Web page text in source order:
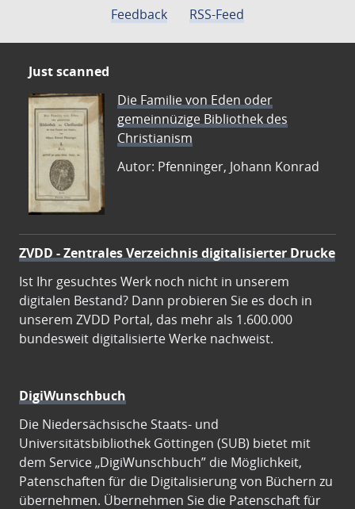
Feedback
RSS-Feed
Just scanned
Die Familie von Eden oder
gemeinnüzige Bibliothek des
Christianism
Autor: Pfenninger, Johann Konrad
ZVDD - Zentrales Verzeichnis digitalisierter Drucke
Ist Ihr gesuchtes Werk noch nicht in unserem
digitalen Bestand? Dann probieren Sie es doch in
unserem ZVDD Portal, das mehr als 1.600.000
bundesweit digitalisierte Werke nachweist.
DigiWunschbuch
Die Niedersächsische Staats- und
Universitätsbibliothek Göttingen (SUB) bietet mit
dem Service „DigiWunschbuch” die Möglichkeit,
Patenschaften für die Digitalisierung von Büchern zu
übernehmen. Übernehmen Sie die Patenschaft für